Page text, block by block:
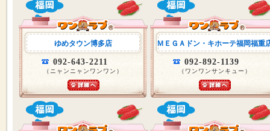
ゆめタウン博多店
092-643-2211
（ニャンニャンワンワン）
ＭＥＧＡドン・キホーテ福岡福重
092-892-1139
（ワンワンサンキュー）